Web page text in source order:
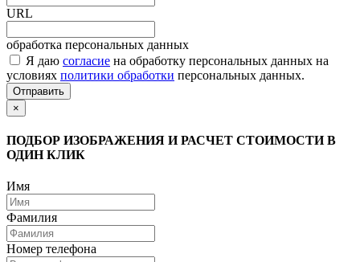
URL
обработка персональных данных
Я даю согласие на обработку персональных данных на
условиях политики обработки персональных данных.
Отправить
×
ПОДБОР ИЗОБРАЖЕНИЯ И РАСЧЕТ СТОИМОСТИ В
ОДИН КЛИК
Имя
Фамилия
Номер телефона